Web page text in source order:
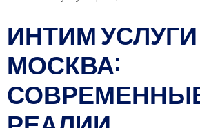
ИНТИМ УСЛУГИ
МОСКВА:
РЕАЛИИ